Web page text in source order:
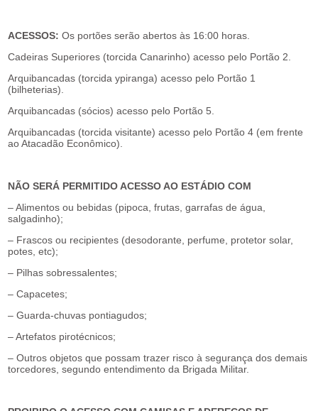
ACESSOS: Os portões serão abertos às 16:00 horas.
Cadeiras Superiores (torcida Canarinho) acesso pelo Portão 2.
Arquibancadas (torcida ypiranga) acesso pelo Portão 1
(bilheterias).
Arquibancadas (sócios) acesso pelo Portão 5.
Arquibancadas (torcida visitante) acesso pelo Portão 4 (em frente
ao Atacadão Econômico).
NÃO SERÁ PERMITIDO ACESSO AO ESTÁDIO COM
– Alimentos ou bebidas (pipoca, frutas, garrafas de água,
salgadinho);
– Frascos ou recipientes (desodorante, perfume, protetor solar,
potes, etc);
– Pilhas sobressalentes;
– Capacetes;
– Guarda-chuvas pontiagudos;
– Artefatos pirotécnicos;
– Outros objetos que possam trazer risco à segurança dos demais
torcedores, segundo entendimento da Brigada Militar.